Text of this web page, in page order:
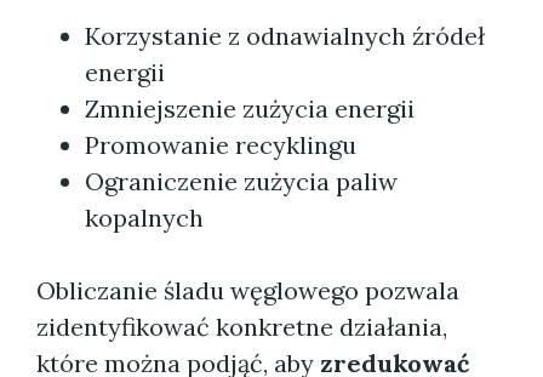
Korzystanie z odnawialnych źródeł
energii
Zmniejszenie zużycia energii
Promowanie recyklingu
Ograniczenie zużycia paliw
kopalnych
Obliczanie śladu węglowego pozwala
zidentyfikować konkretne działania,
które można podjąć, aby zredukować